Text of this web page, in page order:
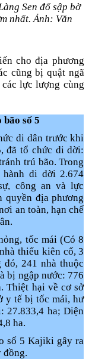
Sen đổ sập bờ
nhất. Ảnh: Văn
cho địa phương
cũng bị quật ngã
lực lượng cùng
số 5
di dân trước khi
đã tổ chức di dời:
trú bão. Trong
di dời 2.674
công an và lực
quyền địa phương
an toàn, hạn chế
tốc mái (Có 8
thiếu kiên cố, 3
đó, 241 nhà thuộc
bị ngập nước: 776
Thiệt hại về cơ sở
y tế bị tốc mái, hư
27.833,4 ha; Diện
ha.
số 5 Kajiki gây ra
đồng.